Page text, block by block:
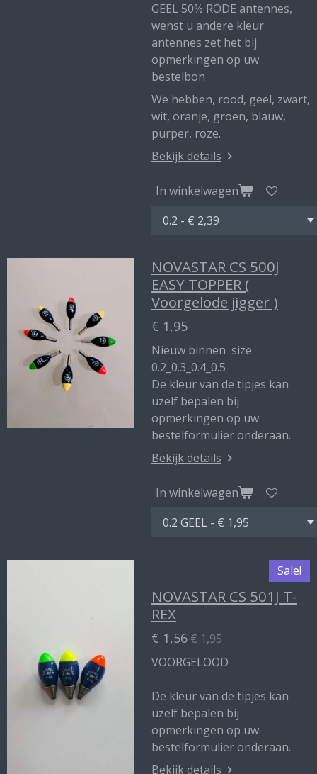
GEEL 50% RODE antennes,
wenst u andere kleur
antennes zet het bij
opmerkingen op uw
bestelbon
We hebben, rood, geel, zwart,
wit, oranje, groen, blauw,
purper, roze.
Bekijk details
In winkelwagen
NOVASTAR CS 500J
EASY TOPPER (
Voorgelode jigger )
€ 1,95
Nieuw binnen size
0.2_0.3_0.4_0.5
De kleur van de tipjes kan
uzelf bepalen bij
opmerkingen op uw
bestelformulier onderaan.
Bekijk details
In winkelwagen
Sale!
NOVASTAR CS 501J T-
REX
€ 1,56€ 1,95
VOORGELOOD
De kleur van de tipjes kan
uzelf bepalen bij
opmerkingen op uw
bestelformulier onderaan.
Bekijk details